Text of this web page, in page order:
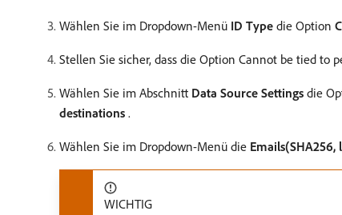
Wählen Sie im Dropdown-Menü ID Type die Option
Stellen Sie sicher, dass die Option Cannot be tied
Wählen Sie im Abschnitt Data Source Settings die
destinations .
Wählen Sie im Dropdown-Menü die Emails(SHA256,
WICHTIG